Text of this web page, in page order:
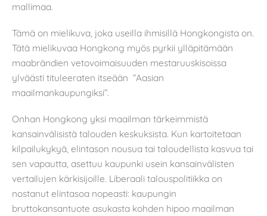
mallimaa.
Tämä on mielikuva, joka useilla ihmisillä Hongkongista on.
Tätä mielikuvaa Hongkong myös pyrkii ylläpitämään
maabrändien vetovoimaisuuden mestaruuskisoissa
ylväästi tituleeraten itseään ”Aasian
maailmankaupungiksi”.
Onhan Hongkong yksi maailman tärkeimmistä
kansainvälisistä talouden keskuksista. Kun kartoitetaan
kilpailukykyä, elintason nousua tai taloudellista kasvua tai
sen vapautta, asettuu kaupunki usein kansainvälisten
vertailujen kärkisijoille. Liberaali talouspolitiikka on
nostanut elintasoa nopeasti: kaupungin
bruttokansantuote asukasta kohden hipoo maailman